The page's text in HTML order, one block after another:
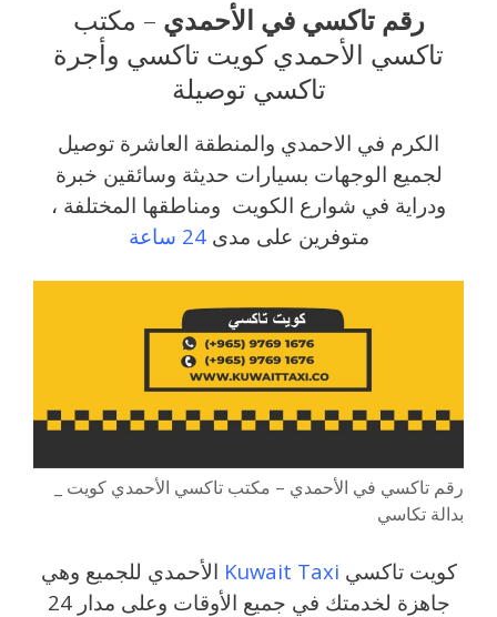
رقم تاكسي في الأحمدي – مكتب
تاكسي الأحمدي كويت تاكسي وأجرة
تاكسي توصيلة
الكرم في الاحمدي والمنطقة العاشرة توصيل
لجميع الوجهات بسيارات حديثة وسائقين خبرة
ودراية في شوارع الكويت ومناطقها المختلفة ،
متوفرين على مدى24 ساعة
رقم تاكسي في الأحمدي – مكتب تاكسي الأحمدي كويت _
بدالة تكاسي
كويت تاكسي Kuwait Taxi الأحمدي للجميع وهي
جاهزة لخدمتك في جميع الأوقات وعلى مدار 24